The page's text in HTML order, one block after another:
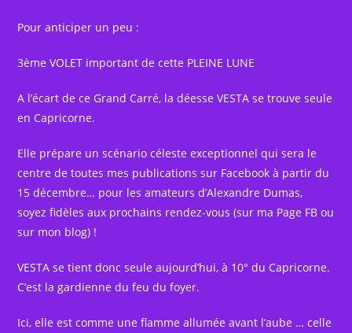
Pour anticiper un peu :
3ème VOLET important de cette PLEINE LUNE
A l’écart de ce Grand Carré, la déesse VESTA se trouve seule
en Capricorne.
Elle prépare un scénario céleste exceptionnel qui sera le
centre de toutes mes publications sur Facebook à partir du
15 décembre… pour les amateurs d’Alexandre Dumas,
soyez fidèles aux prochains rendez-vous (sur ma Page FB ou
sur mon blog) !
VESTA se tient donc seule aujourd’hui, à 10° du Capricorne.
C’est la gardienne du feu du foyer.
Ici, elle est comme une flamme allumée avant l’aube … celle